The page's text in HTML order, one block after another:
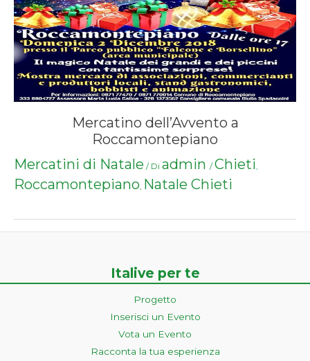
Mercatino dell’Avvento a
Roccamontepiano
Mercatini di Natale / Di admin /Chieti,
Roccamontepiano, Natale Chieti
Italive per te
Progetto
Inserisci un Evento
Vota un Evento
Racconta la tua esperienza